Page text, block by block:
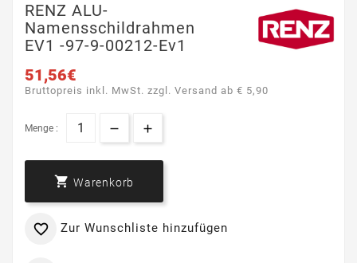
RENZ ALU-
Namensschildrahmen
EV1 -97-9-00212-Ev1
51,56€
Bruttopreis inkl. MwSt. zzgl. Versand ab € 5,90
Menge :
 Warenkorb
 Zur Wunschliste hinzufügen